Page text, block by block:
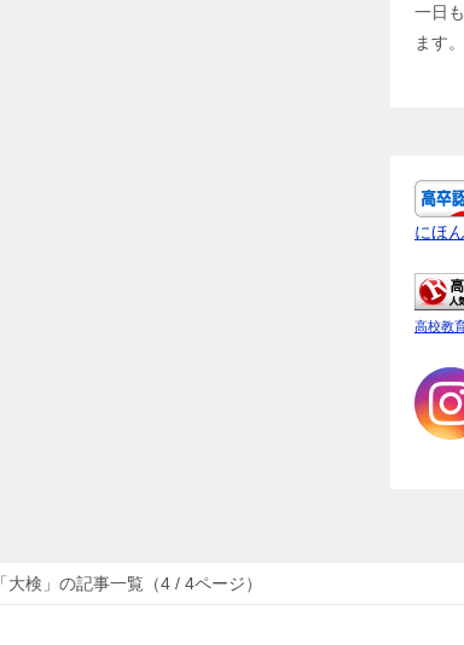
一日
ます。
にほ
高校教
「大検」の記事一覧（4 / 4ページ）